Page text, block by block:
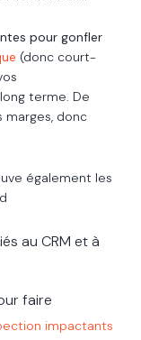
pour gonfler
(donc court-
terme. De
marges, donc
également les
au CRM et à
faire
impactants